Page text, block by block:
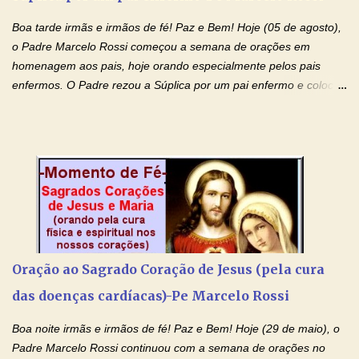
coração, confiante que o Senhor me atenderá. Eu louvo o Pai por
ter nos dado o Senhor, Jesus, como presente de Páscoa. eu
agradeço de coração ao Espíri...
Boa tarde irmãs e irmãos de fé! Paz e Bem! Hoje (05 de agosto),
o Padre Marcelo Rossi começou a semana de orações em
homenagem aos pais, hoje orando especialmente pelos pais
enfermos. O Padre rezou a Súplica por um pai enfermo e colocou
de Nossa Senhora. Adriana dos Anjos-Devoção e Fé Mensagem
do Padre Marcelo Rossi por E-mail e Facebook: Como foi
anunciado ontem, entramos em uma semana de homenagens
aos nossos pais. Hoje nossas orações serão focadas nos pais
que não se encontram bem de saúde, OS PAIS ENFERMOS!
Amados, durante toda esta semana vamos orar pelos nossos
pais. Vamos dedicar um dia para os pais mais idosos, pais que
estão doentes, pais que estão longe dos filhos, pais que já são
para todos os pais. Hoje vamos d...
Oração ao Sagrado Coração de Jesus (pela cura
das doenças cardíacas)-Pe Marcelo Rossi
Boa noite irmãs e irmãos de fé! Paz e Bem! Hoje (29 de maio), o
Padre Marcelo Rossi continuou com a semana de orações no